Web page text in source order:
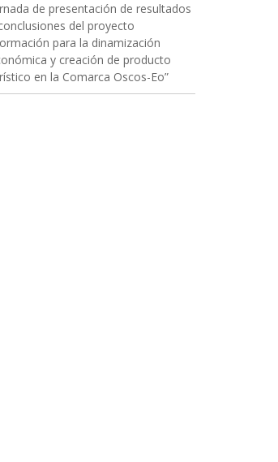
de presentación de resultados
del proyecto
para la dinamización
y creación de producto
en la Comarca Oscos-Eo”